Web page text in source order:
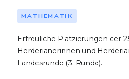
MATHEMATIK
Erfreuliche Platzierungen der
Herderianerinnen und
Landesrunde (3. Runde).